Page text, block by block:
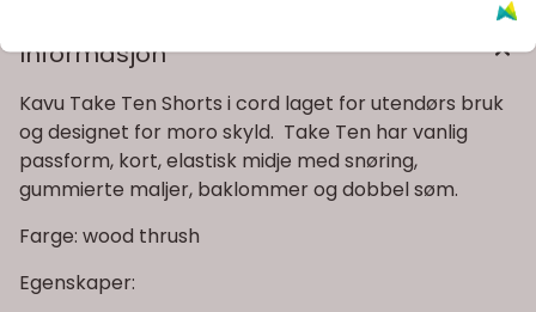
Informasjon
Kavu Take Ten Shorts i cord laget for utendørs bruk
og designet for moro skyld. Take Ten har vanlig
passform, kort, elastisk midje med snøring,
gummierte maljer, baklommer og dobbel søm.
Farge: wood thrush
Egenskaper: